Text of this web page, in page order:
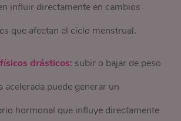
influir directamente en cambios
que afectan el ciclo menstrual.
drásticos: subir o bajar de peso
acelerada puede generar un
hormonal que influye directamente